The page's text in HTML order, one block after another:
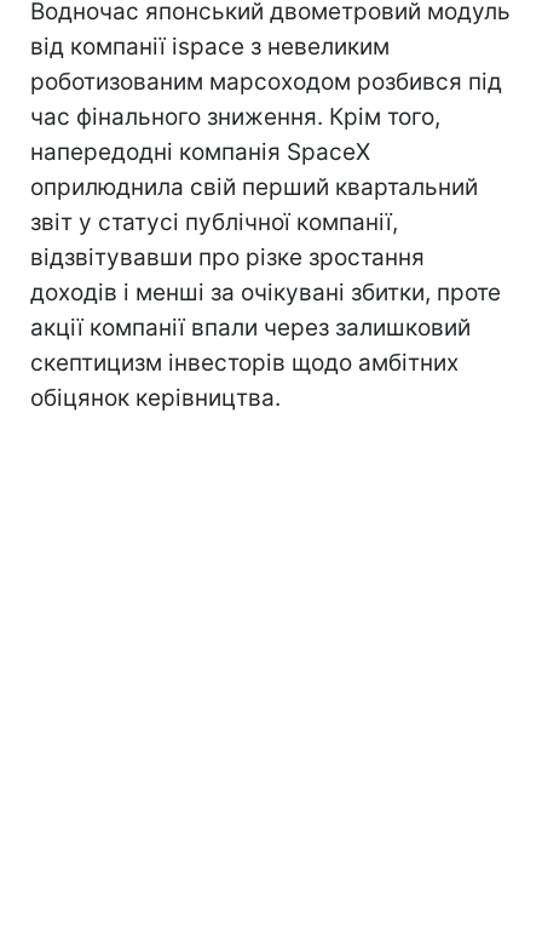
Водночас японський двометровий модуль
від компанії ispace з невеликим
роботизованим марсоходом розбився під
час фінального зниження. Крім того,
напередодні компанія SpaceX
оприлюднила свій перший квартальний
звіт у статусі публічної компанії,
відзвітувавши про різке зростання
доходів і менші за очікувані збитки, проте
акції компанії впали через залишковий
скептицизм інвесторів щодо амбітних
обіцянок керівництва.